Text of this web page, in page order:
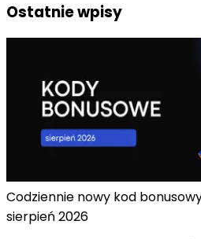
Ostatnie wpisy
Codziennie nowy kod
sierpień 2026